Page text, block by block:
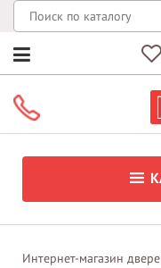
Интернет-магазин